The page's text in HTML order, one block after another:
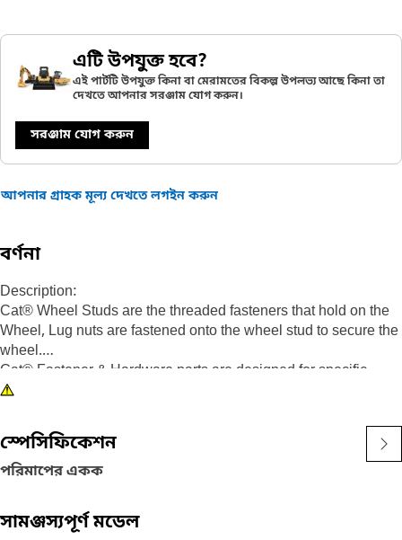
এটি উপযুক্ত হবে?
এই পার্টটি উপযুক্ত কিনা বা মেরামতের বিকল্প উপলভ্য আছে কিনা তা
দেখতে আপনার সরঞ্জাম যোগ করুন।
সরঞ্জাম যোগ করুন
আপনার গ্রাহক মূল্য দেখতে লগইন করুন
বর্ণনা
Description:
Cat® Wheel Studs are the threaded fasteners that hold on the
Wheel, Lug nuts are fastened onto the wheel stud to secure the
wheel.
Cat® Fastener & Hardware parts are designed for specific
applications based on size, strength, clamp load, and past
have. They are selected to last until rebuild or the life of the
machine. While it may seem as though non-Cat hardware and
fasteners are suitable for your machine, no other company
Applications:
স্পেসিফিকেশন
পরিমাপের একক
সামঞ্জস্যপূর্ণ মডেল